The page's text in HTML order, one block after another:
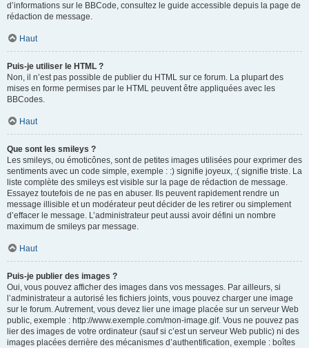
d’informations sur le BBCode, consultez le guide accessible depuis la page de
rédaction de message.
Haut
Puis-je utiliser le HTML ?
Non, il n’est pas possible de publier du HTML sur ce forum. La plupart des
mises en forme permises par le HTML peuvent être appliquées avec les
BBCodes.
Haut
Que sont les smileys ?
Les smileys, ou émoticônes, sont de petites images utilisées pour exprimer des
sentiments avec un code simple, exemple : :) signifie joyeux, :( signifie triste. La
liste complète des smileys est visible sur la page de rédaction de message.
Essayez toutefois de ne pas en abuser. Ils peuvent rapidement rendre un
message illisible et un modérateur peut décider de les retirer ou simplement
d’effacer le message. L’administrateur peut aussi avoir défini un nombre
maximum de smileys par message.
Haut
Puis-je publier des images ?
Oui, vous pouvez afficher des images dans vos messages. Par ailleurs, si
l’administrateur a autorisé les fichiers joints, vous pouvez charger une image
sur le forum. Autrement, vous devez lier une image placée sur un serveur Web
public, exemple : http://www.exemple.com/mon-image.gif. Vous ne pouvez pas
lier des images de votre ordinateur (sauf si c’est un serveur Web public) ni des
images placées derrière des mécanismes d’authentification, exemple : boîtes